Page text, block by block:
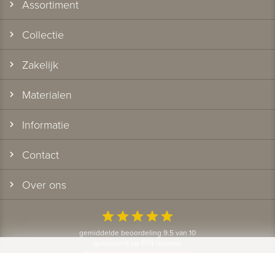
Assortiment
Collectie
Zakelijk
Materialen
Informatie
Contact
Over ons
starstarstarstarstar
gemiddelde beoordeling 9.5 van 10